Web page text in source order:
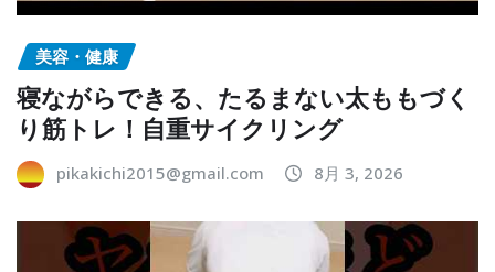
美容・健康
寝ながらできる、たるまない太ももづく
り筋トレ！自重サイクリング
pikakichi2015@gmail.com 8月 3, 2026